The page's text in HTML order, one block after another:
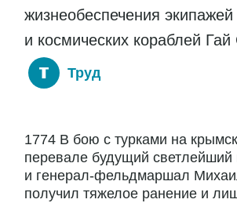
жизнеобеспечения
и космических кораблей
Труд
1774 В бою с турками на
перевале будущий светлейший
и генерал-фельдмаршал
получил тяжелое ранение и